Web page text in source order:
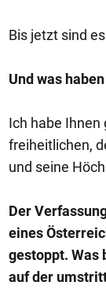
Bis jetzt sind
Und was
Ich habe Ihnen
freiheitlichen,
und seine
Der
eines
gestoppt. Was
auf der